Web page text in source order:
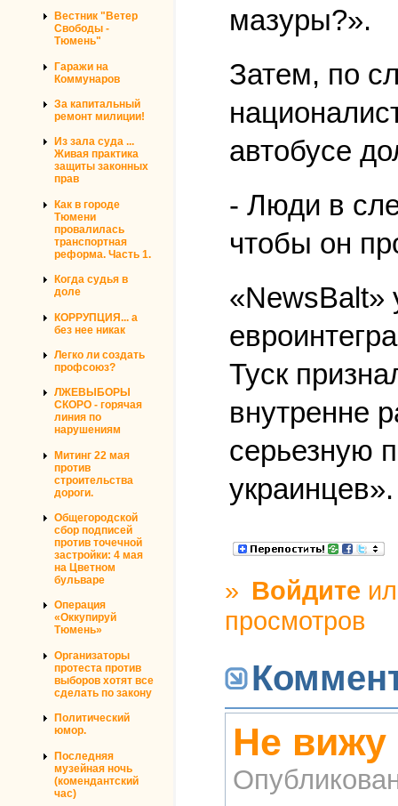
Вестник "Ветер
Свободы -
Тюмень"
Гаражи на
Коммунаров
За капитальный
ремонт милиции!
Из зала суда ...
Живая практика
защиты законных
прав
Как в городе
Тюмени
провалилась
транспортная
реформа. Часть 1.
Когда судья в
доле
КОРРУПЦИЯ... а
без нее никак
Легко ли создать
профсоюз?
ЛЖЕВЫБОРЫ
СКОРО - горячая
линия по
нарушениям
Митинг 22 мая
против
строительства
дороги.
Общегородской
сбор подписей
против точечной
застройки: 4 мая
на Цветном
бульваре
Операция
«Оккупируй
Тюмень»
Организаторы
протеста против
выборов хотят все
сделать по закону
Политический
юмор.
Последняя
музейная ночь
(комендантский
час)
мазуры?».
Затем, по
автобусе
- Люди в
чтобы он
«NewsBalt»
Туск
внутренне
серьезную
украинцев».
» Войдите
просмотров
Не вижу